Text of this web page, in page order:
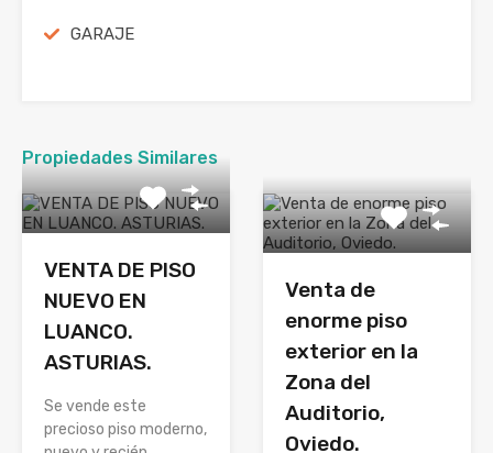
GARAJE
Propiedades Similares
VENTA DE PISO
NUEVO EN
LUANCO.
ASTURIAS.
Se vende este
precioso piso moderno,
Venta de
enorme piso
exterior en la
Zona del
Auditorio,
Oviedo.